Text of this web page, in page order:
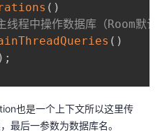
( )
程中操作数据库（Room默
( )
) ;
也是一个上下文所以这里传
最后一参数为数据库名。